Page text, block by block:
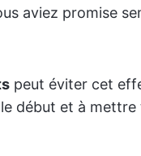
aviez promise
peut éviter cet
début et à